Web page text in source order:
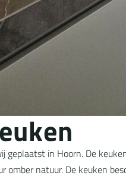
euken
geplaatst in Hoorn. De
omber natuur. De keuken